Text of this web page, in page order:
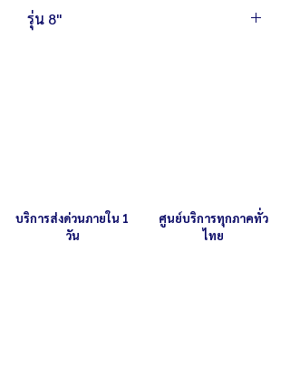
รุ่น 8"
บริการส่งด่วนภายใน 1
วัน
ศูนย์บริการทุกภาคทั่ว
ไทย